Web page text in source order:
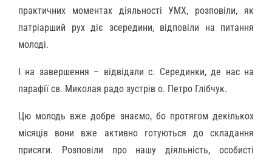
практичних моментах діяльності УМХ, розповіли, як
патріарший рух діє зсередини, відповіли на питання
молоді.
І на завершення – відвідали с. Серединки, де нас на
парафії св. Миколая радо зустрів о. Петро Глібчук.
Цю молодь вже добре знаємо, бо протягом декількох
місяців вони вже активно готуються до складання
присяги. Розповіли про нашу діяльність, особисті